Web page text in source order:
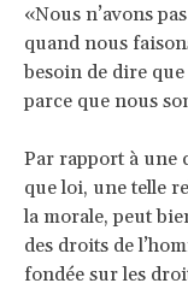
«Nous n’avons
quand nous
besoin de dire
parce que nous
Par rapport à une
que loi, une telle
la morale, peut
des droits de
fondée sur les